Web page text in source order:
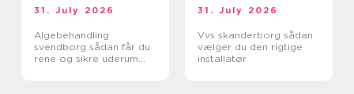
31. July 2026
Algebehandling
svendborg sådan får du
rene og sikre uderum
31. July 2026
Vvs skanderborg sådan
vælger du den rigtige
installatør